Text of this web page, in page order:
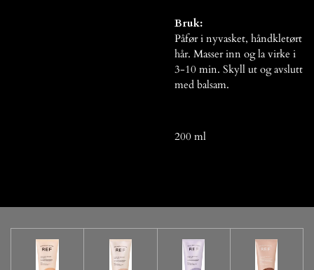
Bruk:
Påfør i nyvasket, håndkletørt
hår. Masser inn og la virke i
3-10 min. Skyll ut og avslutt
med balsam.
200 ml